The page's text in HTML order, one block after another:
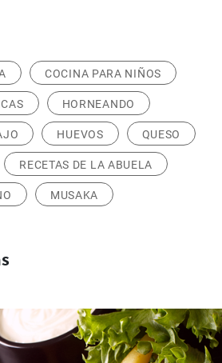
COCINA PARA NIÑOS
HORNEANDO
HUEVOS QUESO
RECETAS DE LA ABUELA
MUSAKA